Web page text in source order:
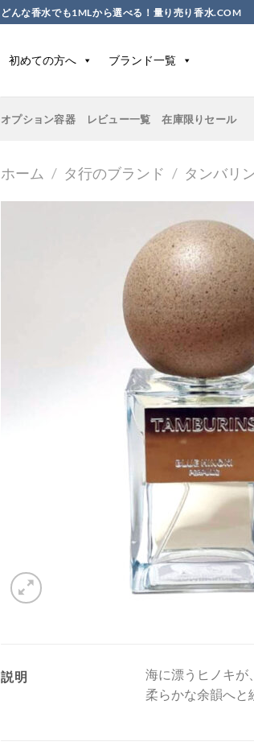
どんな香水でも1MLから選べる！量り売り香水.COM
初めての方へ ブランド一覧
オプション容器 レビュー一覧 在庫限りセール
ホーム / タ行のブランド / タンバリ
説明
海に漂うヒノキが
柔らかな余韻へと